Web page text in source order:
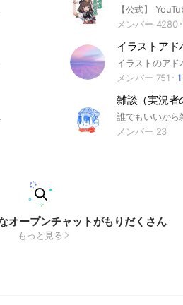
メンバー 4280
メンバー 751
ト！ みんなで仲良くしようね！
雑談（実況者
誰でもいいから
メンバー 23
オープンチャットがもりだくさん
もっと見る